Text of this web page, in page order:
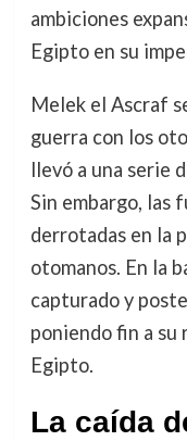
ambiciones
Egipto en su
Melek el Ascraf
guerra con los
llevó a una serie
Sin embargo, las
derrotadas en la
otomanos. En la
capturado y
poniendo fin a su
Egipto.
La caída